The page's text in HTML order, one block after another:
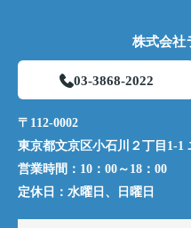
株式会社
03-3868-2022
〒112-0002
東京都文京区小石川２丁目1-1
営業時間： 10：00～18：00
定休日： 水曜日、日曜日